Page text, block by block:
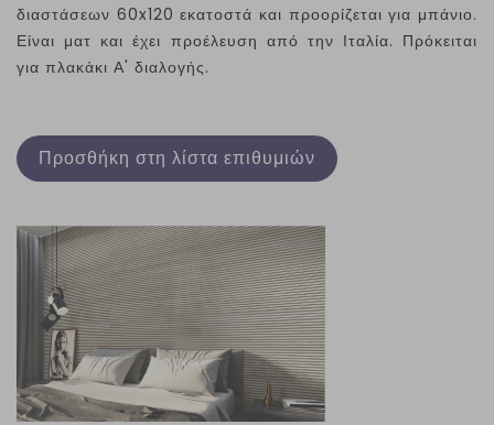
διαστάσεων 60x120 εκατοστά και προορίζεται για μπάνιο.
Είναι ματ και έχει προέλευση από την Ιταλία. Πρόκειται
για πλακάκι Α' διαλογής.
Προσθήκη στη λίστα επιθυμιών